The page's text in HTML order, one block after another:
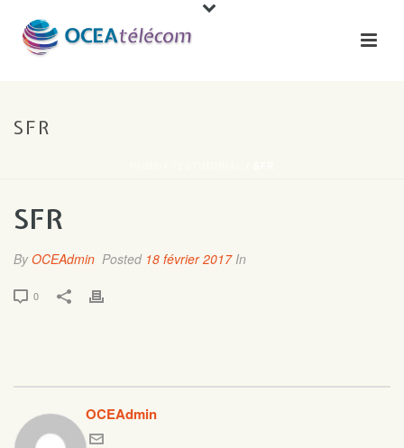
SFR
SFR
ByOCEAdmin Posted 18 février 2017In
0
OCEAdmin